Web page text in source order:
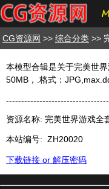
CG资源网 >> 综合分类 >>
本模型合辑是关于完美世
50MB，.格式：
资源名称: 完美世界游戏全
本站编号: ZH20020
下载链接 or 解压密码